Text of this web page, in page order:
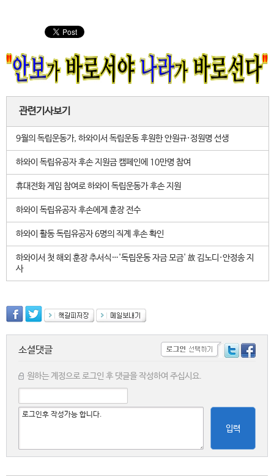
관련기사보기
9월의 독립운동가, 하와이서 독립운동 후원한 안원규·정원명 선생
하와이 독립유공자 후손 지원금 캠페인에 10만명 참여
휴대전화 게임 참여로 하와이 독립운동가 후손 지원
하와이 독립유공자 후손에게 훈장 전수
하와이 활동 독립유공자 6명의 직계 후손 확인
하와이서 첫 해외 훈장 추서식…'독립운동 자금 모금' 故 김노디·안정송 지
사
소셜댓글
원하는 계정으로 로그인 후 댓글을 작성하여 주십시요.
입력